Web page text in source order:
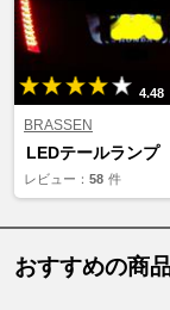
4.48
BRASSEN
LEDテールランプ
レビュー： 58 件
おすすめの商